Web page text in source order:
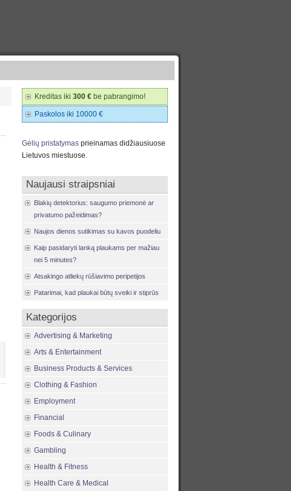
Kreditas iki 300 € be pabrangimo!
Paskolos iki 10000 €
Gėlių pristatymas prieinamas didžiausiuose
Lietuvos miestuose.
Naujausi straipsniai
Blakių detektorius: saugumo priemonė ar
privatumo pažeidimas?
Naujos dienos sutikimas su kavos puodeliu
Kaip pasidaryti lanką plaukams per mažiau
nei 5 minutes?
Atsakingo atliekų rūšiavimo peripetijos
Patarimai, kad plaukai būtų sveiki ir stiprūs
Kategorijos
Advertising & Marketing
Arts & Entertainment
Business Products & Services
Clothing & Fashion
Employment
Financial
Foods & Culinary
Gambling
Health & Fitness
Health Care & Medical